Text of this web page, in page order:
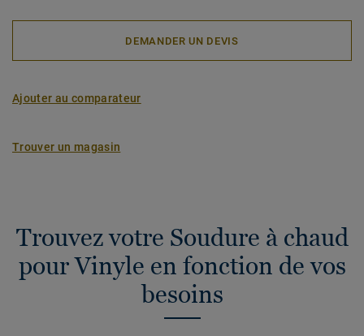
DEMANDER UN DEVIS
Ajouter au comparateur
Trouver un magasin
Trouvez votre Soudure à chaud
pour Vinyle en fonction de vos
besoins